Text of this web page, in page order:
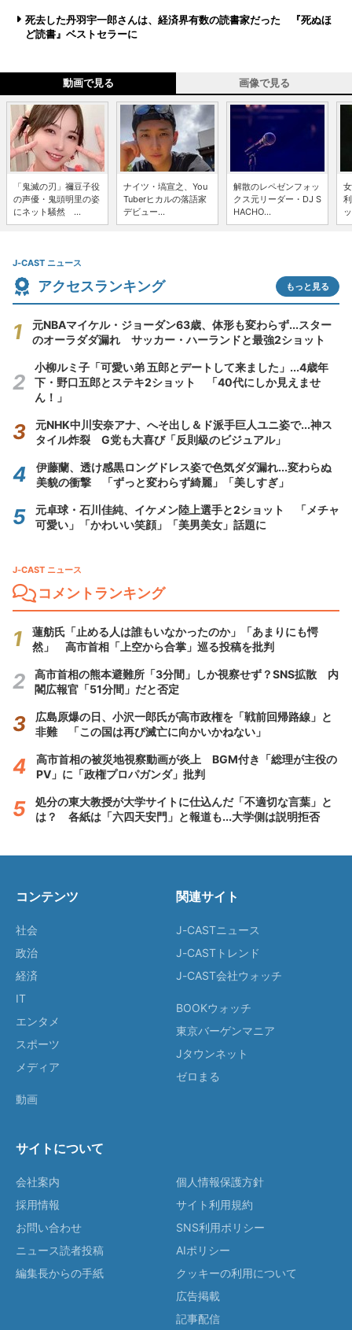
死去した丹羽宇一郎さんは、経済界有数の読書家だった 『死ぬほ
ど読書』ベストセラーに
動画で見る 画像で見る
「鬼滅の刃」禰豆子役
の声優・鬼頭明里の姿
にネット騒然 ...
ナイツ・塙宣之、You
Tuberヒカルの落語家
デビュー...
解散のレペゼンフォッ
クス元リーダー・DJ S
HACHO...
J-CAST ニュース
アクセスランキング もっと見る
元NBAマイケル・ジョーダン63歳、体形も変わらず...スター
のオーラダダ漏れ サッカー・ハーランドと最強2ショット
小柳ルミ子「可愛い弟 五郎とデートして来ました」...4歳年
下・野口五郎とステキ2ショット 「40代にしか見えませ
ん！」
元NHK中川安奈アナ、へそ出し＆ド派手巨人ユニ姿で...神ス
タイル炸裂 G党も大喜び「反則級のビジュアル」
伊藤蘭、透け感黒ロングドレス姿で色気ダダ漏れ...変わらぬ
美貌の衝撃 「ずっと変わらず綺麗」「美しすぎ」
元卓球・石川佳純、イケメン陸上選手と2ショット 「メチャ
可愛い」「かわいい笑顔」「美男美女」話題に
J-CAST ニュース
コメントランキング
蓮舫氏「止める人は誰もいなかったのか」「あまりにも愕
然」 高市首相「上空から合掌」巡る投稿を批判
高市首相の熊本避難所「3分間」しか視察せず？SNS拡散 内
閣広報官「51分間」だと否定
広島原爆の日、小沢一郎氏が高市政権を「戦前回帰路線」と
非難 「この国は再び滅亡に向かいかねない」
高市首相の被災地視察動画が炎上 BGM付き「総理が主役の
PV」に「政権プロパガンダ」批判
処分の東大教授が大学サイトに仕込んだ「不適切な言葉」と
は？ 各紙は「六四天安門」と報道も...大学側は説明拒否
コンテンツ
社会
政治
経済
IT
エンタメ
スポーツ
メディア
動画
関連サイト
J-CASTニュース
J-CASTトレンド
J-CAST会社ウォッチ
BOOKウォッチ
東京バーゲンマニア
Jタウンネット
ゼロまる
サイトについて
会社案内
採用情報
お問い合わせ
ニュース読者投稿
編集長からの手紙
個人情報保護方針
サイト利用規約
SNS利用ポリシー
AIポリシー
クッキーの利用について
広告掲載
記事配信